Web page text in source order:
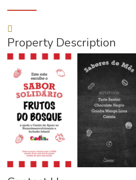
Property Description